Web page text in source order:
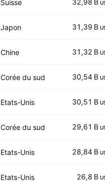
Suisse 32,98 B
Japon 31,39 B
Chine 31,32 B
Corée du sud 30,54 B
Etats-Unis 30,51 B
Corée du sud 29,61 B
Etats-Unis 28,84 B
Etats-Unis 26,8 B